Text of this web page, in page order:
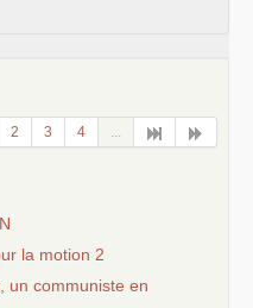
2 3 4
la motion 2
un communiste en